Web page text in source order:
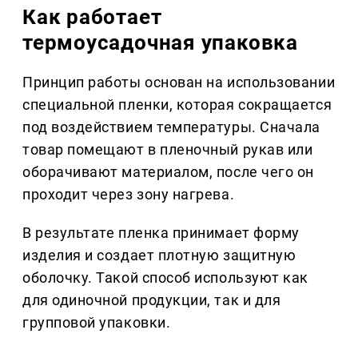
Как работает
термоусадочная упаковка
Принцип работы основан на использовании
специальной пленки, которая сокращается
под воздействием температуры. Сначала
товар помещают в пленочный рукав или
оборачивают материалом, после чего он
проходит через зону нагрева.
В результате пленка принимает форму
изделия и создает плотную защитную
оболочку. Такой способ используют как
для одиночной продукции, так и для
групповой упаковки.